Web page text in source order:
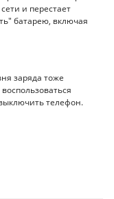
и перестает
батарею, включая
заряда тоже
телефон.